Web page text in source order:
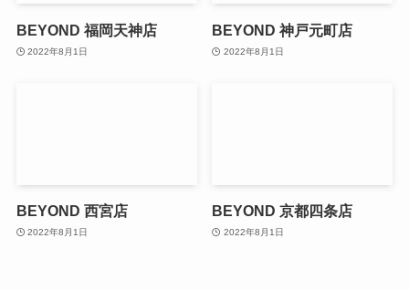
BEYOND 福岡天神店
2022年8月1日
BEYOND 神戸元町店
2022年8月1日
BEYOND 西宮店
2022年8月1日
BEYOND 京都四条店
2022年8月1日